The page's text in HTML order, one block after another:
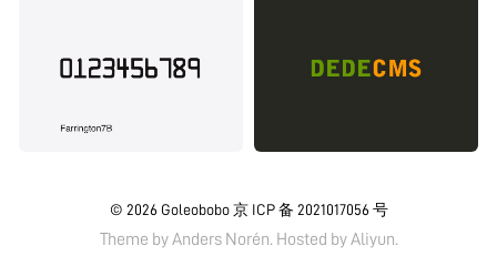
© 2026 Goleobobo 京 ICP 备 2021017056 号
Theme byAnders Norén. Hosted byAliyun.